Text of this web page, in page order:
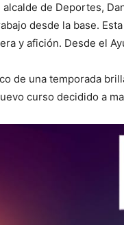
de Deportes,
desde la base.
y afición. Desde el
de una temporada
curso decidido a